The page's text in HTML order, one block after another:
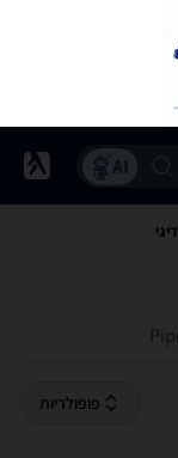
פופולריות